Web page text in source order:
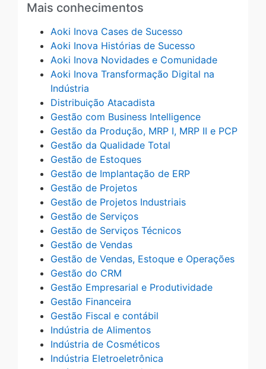
Mais conhecimentos
Aoki Inova Cases de Sucesso
Aoki Inova Histórias de Sucesso
Aoki Inova Novidades e Comunidade
Aoki Inova Transformação Digital na
Indústria
Distribuição Atacadista
Gestão com Business Intelligence
Gestão da Produção, MRP I, MRP II e PCP
Gestão da Qualidade Total
Gestão de Estoques
Gestão de Implantação de ERP
Gestão de Projetos
Gestão de Projetos Industriais
Gestão de Serviços
Gestão de Serviços Técnicos
Gestão de Vendas
Gestão de Vendas, Estoque e Operações
Gestão do CRM
Gestão Empresarial e Produtividade
Gestão Financeira
Gestão Fiscal e contábil
Indústria de Alimentos
Indústria de Cosméticos
Indústria Eletroeletrônica